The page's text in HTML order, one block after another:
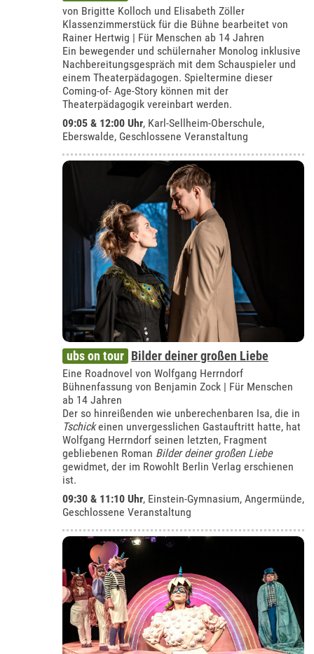
von Brigitte Kolloch und Elisabeth Zöller
Klassenzimmerstück für die Bühne bearbeitet von
Rainer Hertwig | Für Menschen ab 14 Jahren
Ein bewegender und schülernaher Monolog inklusive
Nachbereitungsgespräch mit dem Schauspieler und
einem Theaterpädagogen. Spieltermine dieser
Coming-of- Age-Story können mit der
Theaterpädagogik vereinbart werden.
09:05 & 12:00 Uhr, Karl-Sellheim-Oberschule,
Eberswalde, Geschlossene Veranstaltung
ubs on tour Bilder deiner großen Liebe
Eine Roadnovel von Wolfgang Herrndorf
Bühnenfassung von Benjamin Zock | Für Menschen
ab 14 Jahren
Der so hinreißenden wie unberechenbaren Isa, die in
Tschickeinen unvergesslichen Gastauftritt hatte, hat
Wolfgang Herrndorf seinen letzten, Fragment
gebliebenen Roman Bilder deiner großen Liebe
gewidmet, der im Rowohlt Berlin Verlag erschienen
ist.
09:30 & 11:10 Uhr, Einstein-Gymnasium, Angermünde,
Geschlossene Veranstaltung